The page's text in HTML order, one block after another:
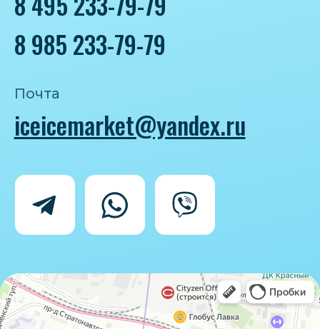
Политика конфиденциальности
Согласие на обработку персональных